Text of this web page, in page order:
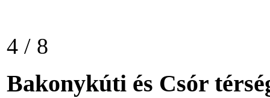
4 / 8
Bakonykúti és Csór